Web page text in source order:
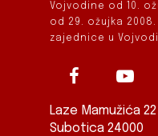
Vojvodine od 10.
od 29. ožujka
zajednice u
Laze Mamužića 22
Subotica 24000